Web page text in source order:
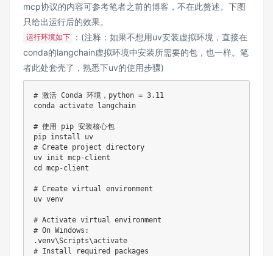
mcp协议的内容可参考笔者之前的博客，不在此赘述。下图
只给出运行后的效果。
运行环境如下
：(注释：如果不想用uv安装虚拟环境，直接在
conda的langchain虚拟环境中安装所需要的包，也一样。笔
者此处套壳了，熟悉下uv的使用步骤)
# 激活 Conda 环境，python = 3.11
conda activate langchain
# 使用 pip 安装核心包
# Create project directory
uv init mcp-client
cd mcp-client
# Create virtual environment
uv venv
# Activate virtual environment
# On Windows:
.
# Install required packages